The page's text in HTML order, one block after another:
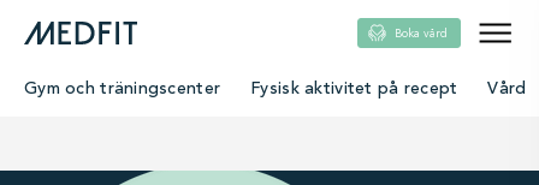
Boka vård
Gym och träningscenter Fysisk aktivitet på recept Vård